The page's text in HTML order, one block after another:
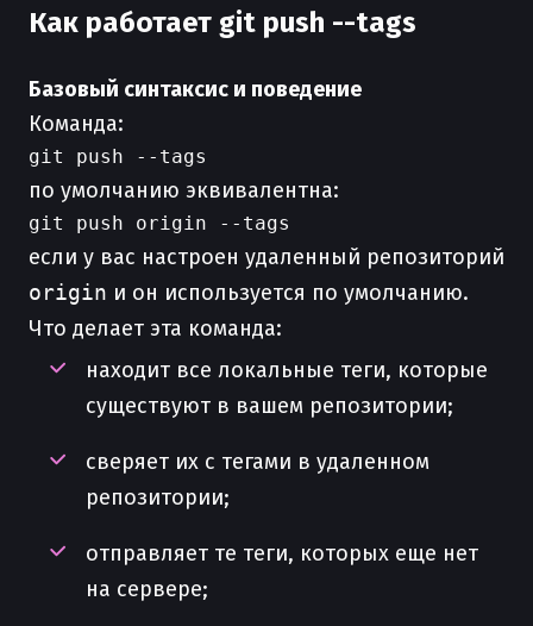
Как работает git push --tags
Базовый синтаксис и поведение
Команда:
по умолчанию эквивалентна:
если у вас настроен удаленный репозиторий
origin и он используется по умолчанию.
Что делает эта команда:
находит все локальные теги, которые
существуют в вашем репозитории;
сверяет их с тегами в удаленном
репозитории;
отправляет те теги, которых еще нет
на сервере;